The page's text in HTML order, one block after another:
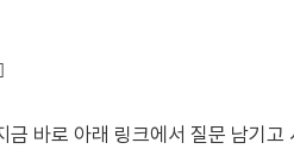
바로 아래 링크에서 질문 남기고